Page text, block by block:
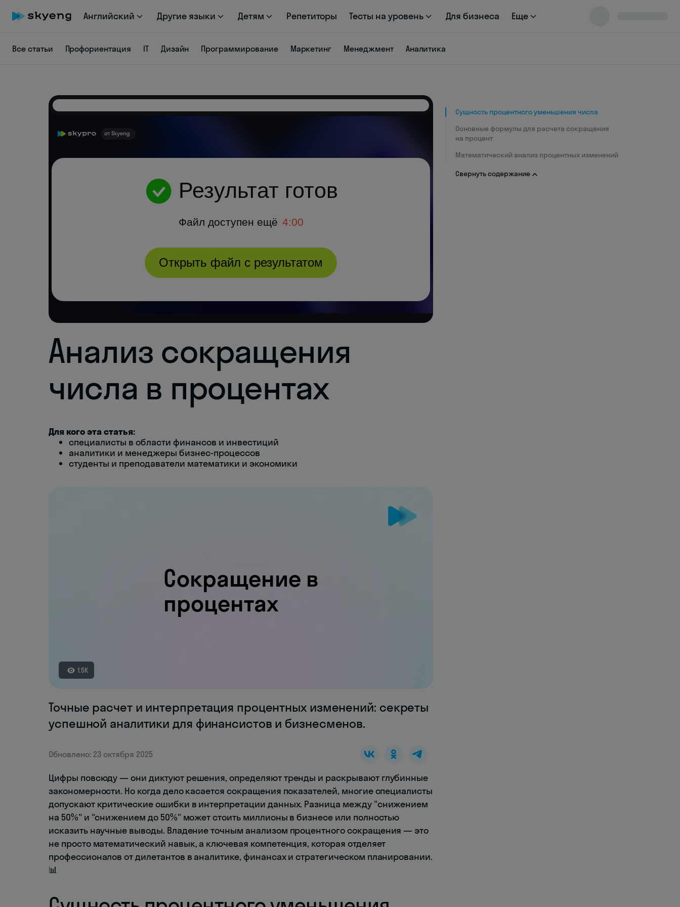
Английский Другие языки Детям Репетиторы Тесты на уровень Для бизнеса Еще
Все статьи Профориентация IT Дизайн Программирование Маркетинг Менеджмент Аналитика
Анализ сокращения
числа в процентах
Для кого эта статья:
специалисты в области финансов и инвестиций
аналитики и менеджеры бизнес-процессов
студенты и преподаватели математики и экономики
1.5K
Точные расчет и интерпретация процентных изменений: секреты
успешной аналитики для финансистов и бизнесменов.
Обновлено: 23 октября 2025
Цифры повсюду — они диктуют решения, определяют тренды и раскрывают глубинные
закономерности. Но когда дело касается сокращения показателей, многие специалисты
допускают критические ошибки в интерпретации данных. Разница между "снижением
на 50%" и "снижением до 50%" может стоить миллионы в бизнесе или полностью
исказить научные выводы. Владение точным анализом процентного сокращения — это
не просто математический навык, а ключевая компетенция, которая отделяет
профессионалов от дилетантов в аналитике, финансах и стратегическом планировании.
📊
Сущность процентного уменьшения числа
Основные формулы для расчета сокращения
на процент
Математический анализ процентных изменений
Свернуть содержание